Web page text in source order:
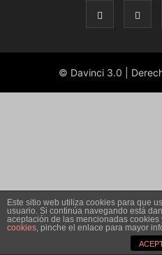
© Davinci 3.0 |
Este sitio web utiliza cookies para que
usuario. Si continúa navegando está
aceptación de las mencionadas
cookies, pinche el enlace para mayor